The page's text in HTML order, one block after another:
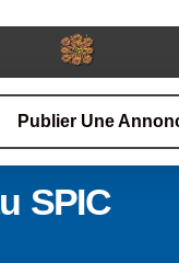
Publier Une
SPIC